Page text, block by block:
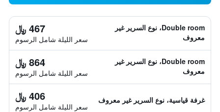
Double room، نوع السرير غير
معروف
467 ﷼
سعر الليلة شامل الرسوم
Double room، نوع السرير غير
معروف
864 ﷼
سعر الليلة شامل الرسوم
غرفة قياسية، نوع السرير غير معروف 406 ﷼
سعر الليلة شامل الرسوم